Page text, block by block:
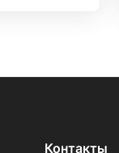
Контакты